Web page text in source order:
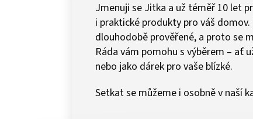
Jmenuji se Jitka a už téměř 10 let
i praktické produkty pro váš
dlouhodobě prověřené, a proto se
Ráda vám pomohu s výběrem – ať
nebo jako dárek pro vaše blízké.
Setkat se můžeme i osobně v naší